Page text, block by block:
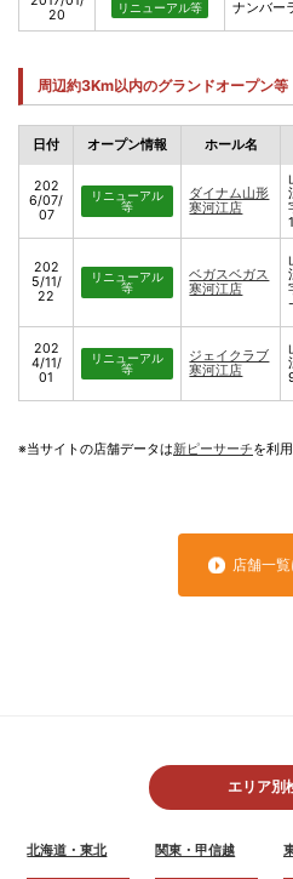
20
リニューアル等 ナンバー
周辺約3Km以内のグランドオープン
日付 オープン情報 ホール名
202
6/07/
07
リニューアル
等
ダイナム山形
寒河江店
1
202
5/11/
22
リニューアル
等
ベガスベガス
寒河江店
202
4/11/
01
リニューアル
等
ジェイクラブ
寒河江店
※当サイトの店舗データは新ピーサーチを利
店舗一
エリア別
北海道・東北 関東・甲信越